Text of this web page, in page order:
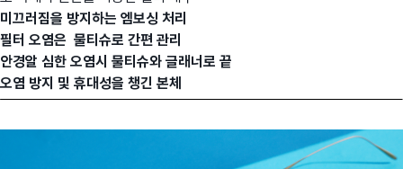
미끄러짐을 방지하는 엠보싱 처리
필터 오염은 물티슈로 간편 관리
안경알 심한 오염시 물티슈와 글래너로 끝
오염 방지 및 휴대성을 챙긴 본체